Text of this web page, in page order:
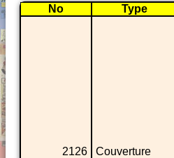
No Type
2126 Couverture